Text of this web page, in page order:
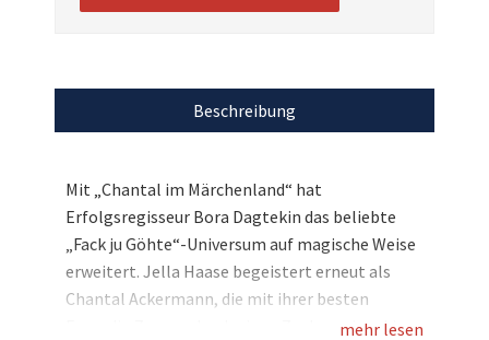
Beschreibung
Mit „Chantal im Märchenland“ hat
Erfolgsregisseur Bora Dagtekin das beliebte
„Fack ju Göhte“-Universum auf magische Weise
erweitert. Jella Haase begeistert erneut als
Chantal Ackermann, die mit ihrer besten
Freundin Zeynep durch einen Zauberspiegel ins
mehr lesen